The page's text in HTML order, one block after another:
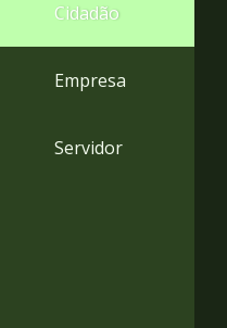
Cidadão
Empresa
Servidor